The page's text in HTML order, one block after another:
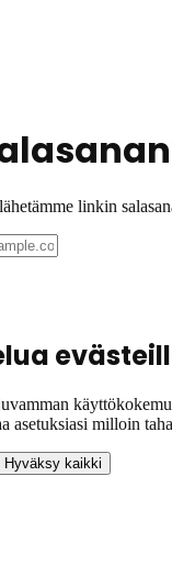
linkin
asetuksiasi milloin
Hyväksy kaikki